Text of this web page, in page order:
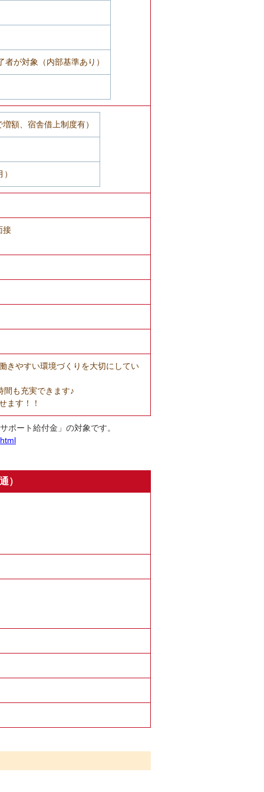
が対象（内部基準あり）
額、宿舎借上制度有）
接
きやすい環境づくりを大切にしてい
間も充実できます♪
ます！！
ポート給付金」の対象です。
）